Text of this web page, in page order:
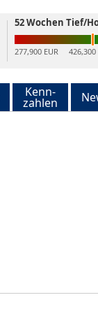
52 Wochen Tief/
277,900 EUR 426,300
Kenn-
zahlen